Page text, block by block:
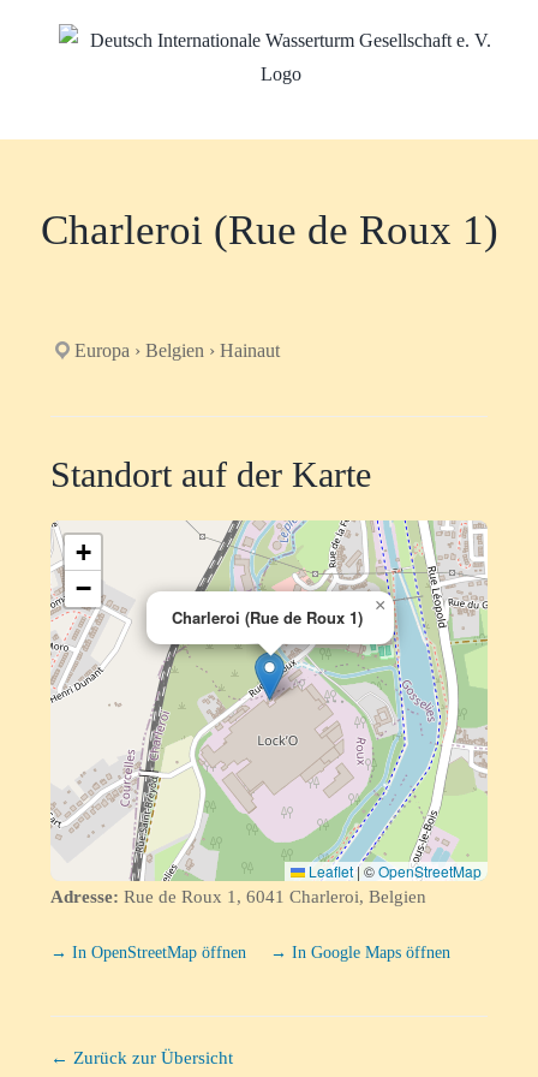
Charleroi (Rue de Roux 1)
Europa › Belgien › Hainaut
Standort auf der Karte
Charleroi (Rue de Roux 1)
×
+
−
Leaflet |©OpenStreetMap
Adresse: Rue de Roux 1, 6041 Charleroi, Belgien
→ In OpenStreetMap öffnen → In Google Maps öffnen
← Zurück zur Übersicht